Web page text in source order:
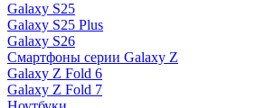
Galaxy S25
Galaxy S25 Plus
Galaxy S26
Смартфоны серии Galaxy Z
Galaxy Z Fold 6
Galaxy Z Fold 7